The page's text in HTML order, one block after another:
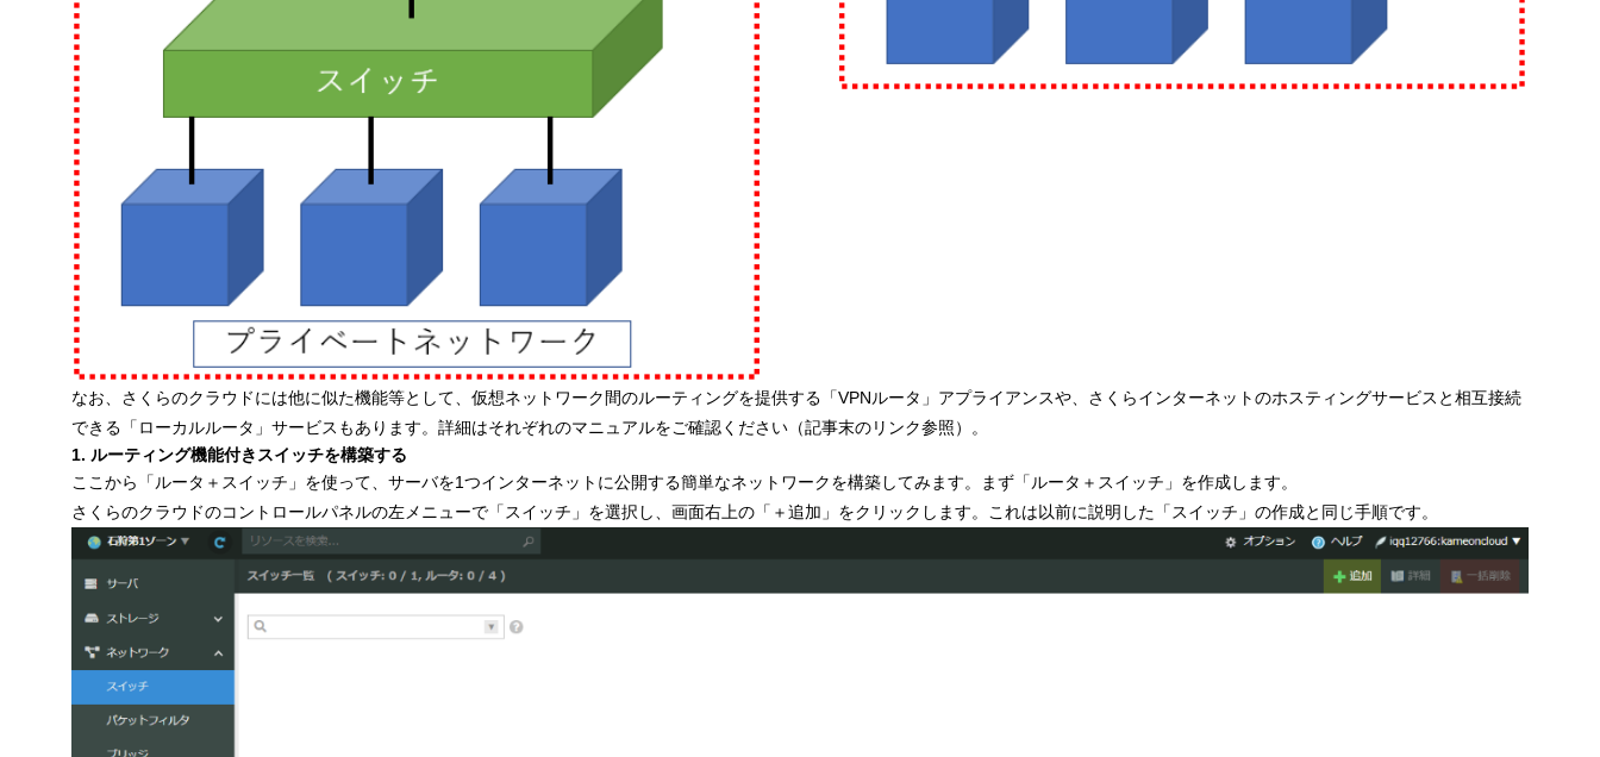
なお、さくらのクラウドには他に似た機能等として、仮想ネットワーク間のルーティングを提供する「VPNルータ」アプライアンスや、さくらインターネットのホスティングサービスと相互接続
できる「ローカルルータ」サービスもあります。詳細はそれぞれのマニュアルをご確認ください（記事末のリンク参照）。
1. ルーティング機能付きスイッチを構築する
ここから「ルータ＋スイッチ」を使って、サーバを1つインターネットに公開する簡単なネットワークを構築してみます。まず「ルータ＋スイッチ」を作成します。
さくらのクラウドのコントロールパネルの左メニューで「スイッチ」を選択し、画面右上の「＋追加」をクリックします。これは以前に説明した「スイッチ」の作成と同じ手順です。